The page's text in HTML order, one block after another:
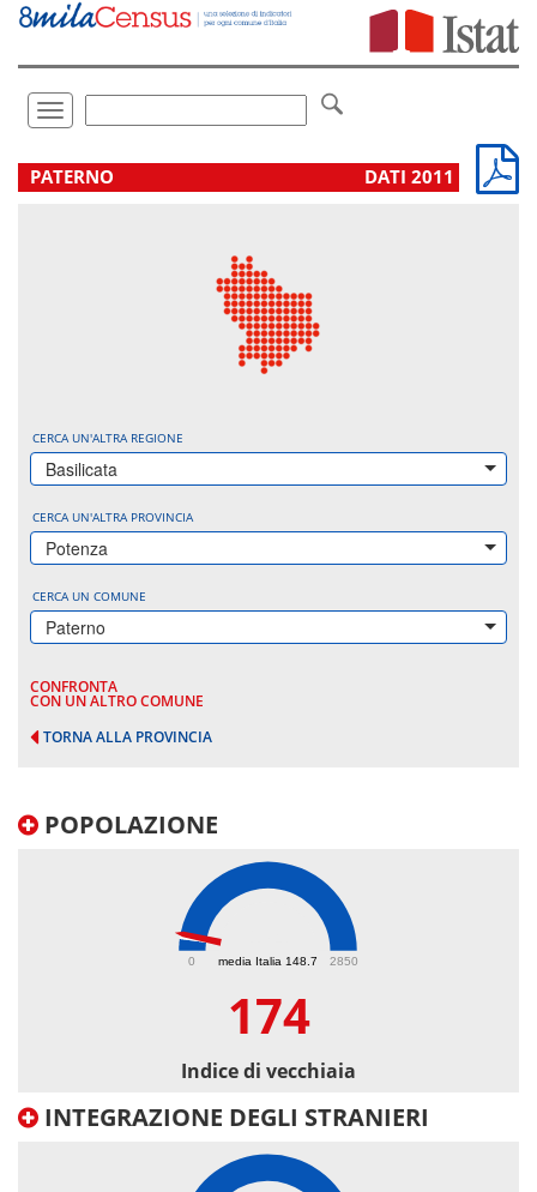
Vai
direttamente
Toggle
navigation
.
PATERNO DATI 2011
CERCA UN'ALTRA REGIONE
Basilicata
CERCA UN'ALTRA PROVINCIA
Potenza
CERCA UN COMUNE
Paterno
CONFRONTA
CON UN ALTRO COMUNE
TORNA ALLA PROVINCIA
POPOLAZIONE
media Italia 148.7
0 2850
174
Indice di vecchiaia
INTEGRAZIONE DEGLI STRANIERI